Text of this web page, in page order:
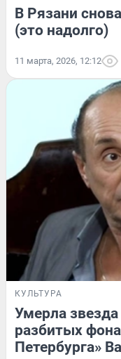
В Рязани
(это надолго)
11 марта, 2026, 12:12
КУЛЬТУРА
Умерла
разбитых
Петербурга»